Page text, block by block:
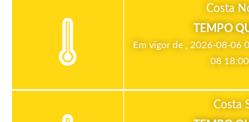
Costa
TEMPO
Em vigor de , 2026-08-06
08
Costa